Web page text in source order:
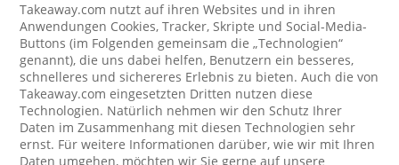
Takeaway.com nutzt auf ihren Websites und in ihren
Anwendungen Cookies, Tracker, Skripte und Social-Media-
Buttons (im Folgenden gemeinsam die „Technologien“
genannt), die uns dabei helfen, Benutzern ein besseres,
schnelleres und sichereres Erlebnis zu bieten. Auch die von
Takeaway.com eingesetzten Dritten nutzen diese
Technologien. Natürlich nehmen wir den Schutz Ihrer
Daten im Zusammenhang mit diesen Technologien sehr
ernst. Für weitere Informationen darüber, wie wir mit Ihren
Daten umgehen, möchten wir Sie gerne auf unsere